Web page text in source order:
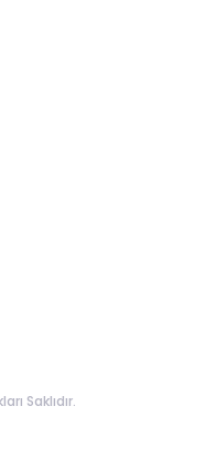
Saklıdır.